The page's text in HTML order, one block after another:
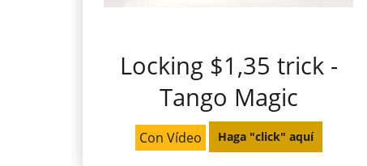
Locking $1,35 trick -
Tango Magic
Con Vídeo Haga "click" aquí